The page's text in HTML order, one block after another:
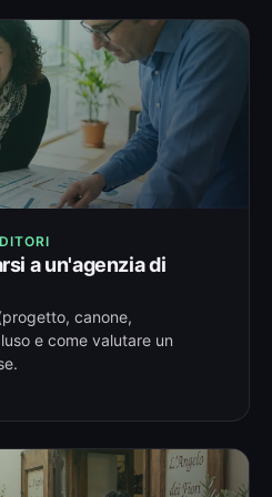
a un'agenzia di
canone,
e come valutare un